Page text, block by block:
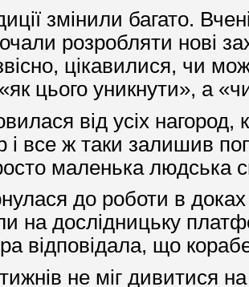
змінили багато.
розробляти нові
звісно, цікавилися, чи
цього уникнути», а
від усіх
і все ж таки залишив
маленька людська
до роботи в
на дослідницьку
відповідала, що
не міг дивитися